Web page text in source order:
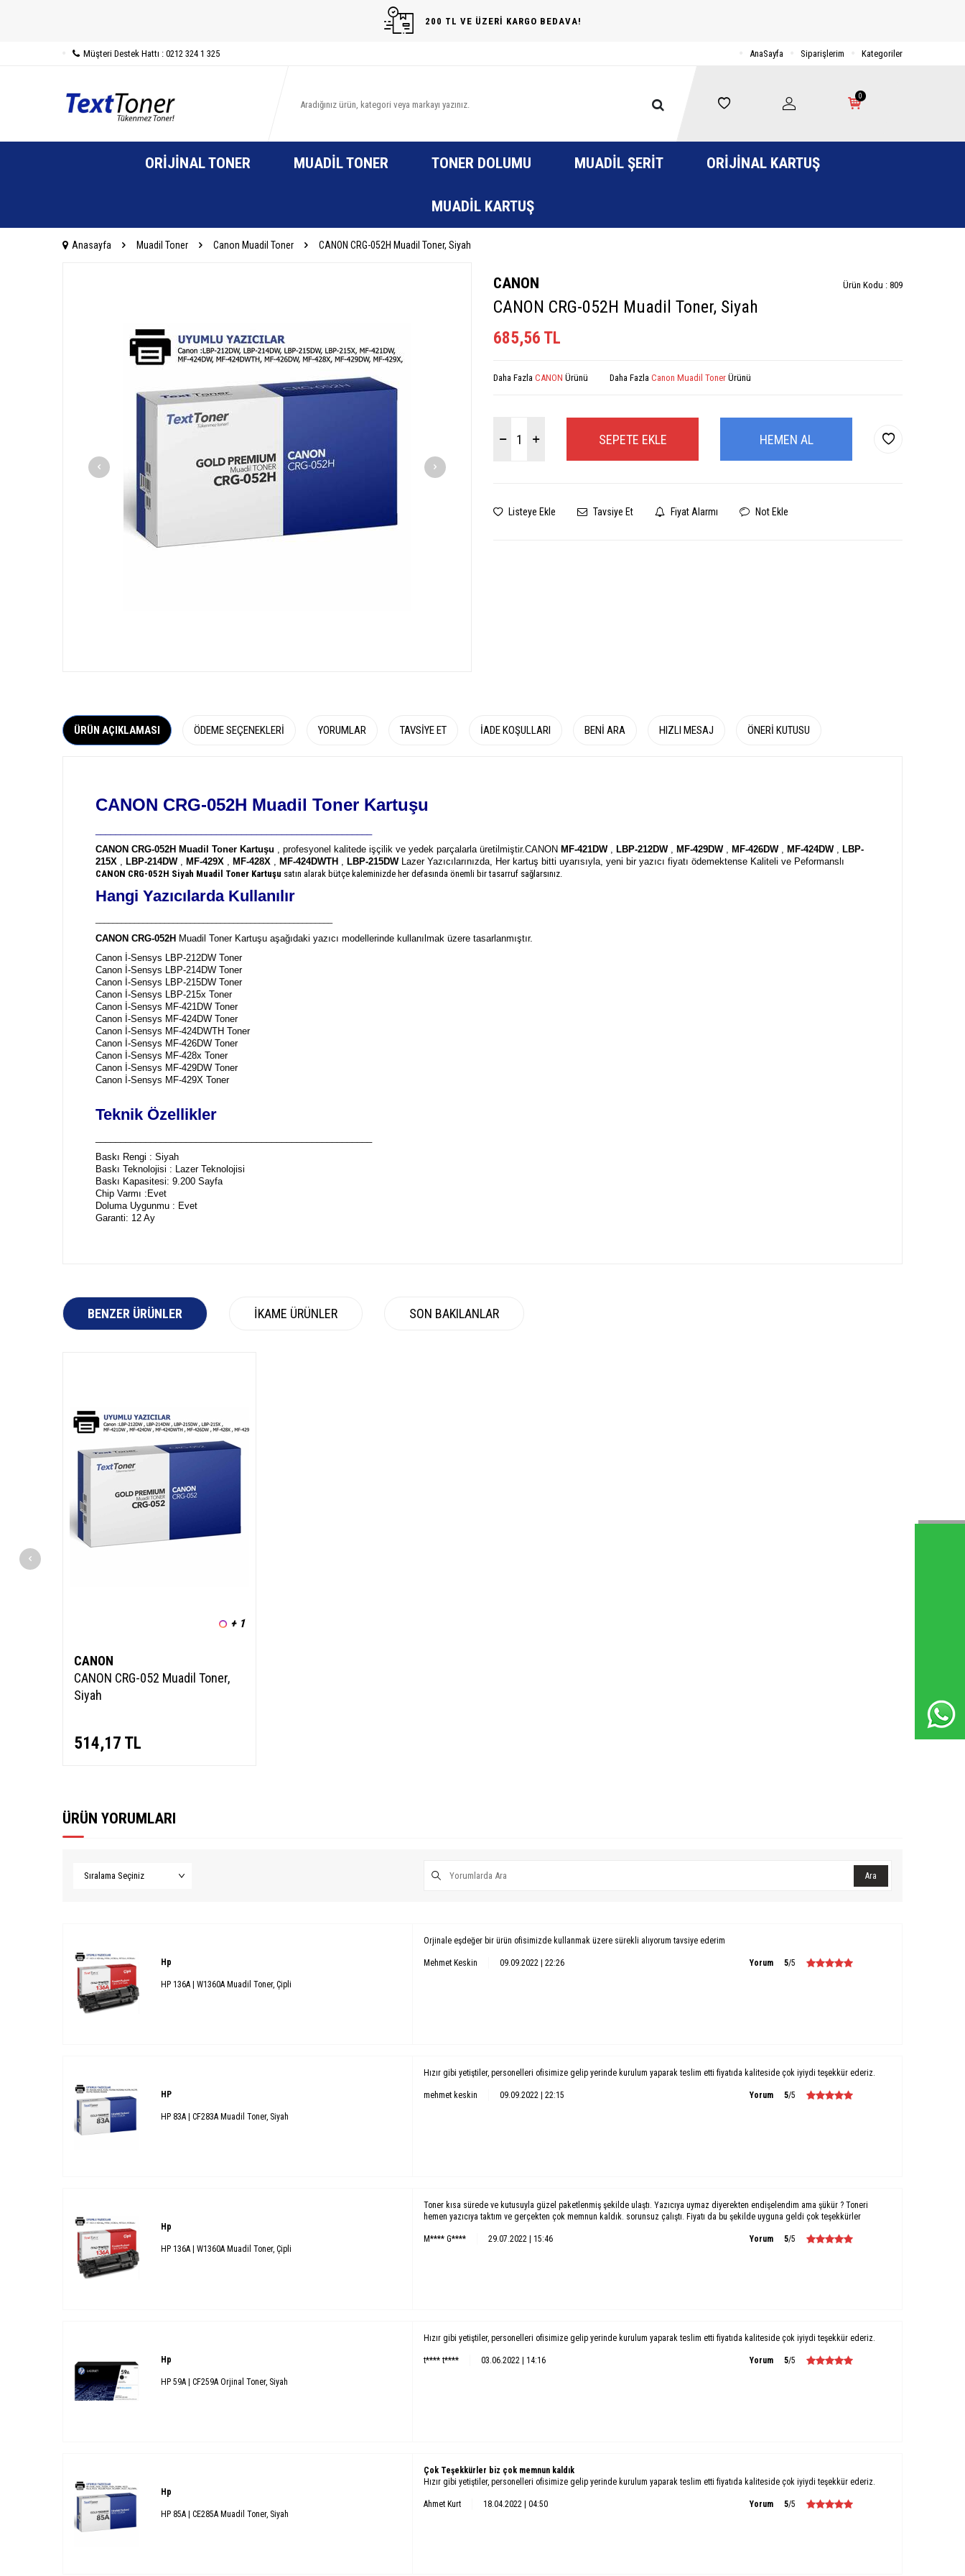
200 TL VE ÜZERİ KARGO BEDAVA!
Müşteri Destek Hattı : 0212 324 1 325 AnaSayfa Siparişlerim Kategoriler
0
ORIJINAL TONER MUADIL TONER TONER DOLUMU MUADIL ŞERIT ORIJINAL KARTUŞ
MUADIL KARTUŞ
Anasayfa Muadil Toner Canon Muadil Toner CANON CRG-052H Muadil Toner, Siyah
CANON Ürün Kodu : 809
CANON CRG-052H Muadil Toner, Siyah
685,56 TL
Daha Fazla CANON Ürünü Daha Fazla Canon Muadil Toner Ürünü
SEPETE EKLE HEMEN AL
Listeye Ekle Tavsiye Et Fiyat Alarmı Not Ekle
ÜRÜN AÇIKLAMASI ÖDEME SEÇENEKLERI YORUMLAR TAVSIYE ET İADE KOŞULLARI BENI ARA HIZLI MESAJ ÖNERI KUTUSU
CANON CRG-052H Muadil Toner Kartuşu
CANON CRG-052H Muadil Toner Kartuşu , profesyonel kalitede işçilik ve yedek parçalarla üretilmiştir.CANON MF-421DW , LBP-212DW , MF-429DW , MF-426DW , MF-424DW , LBP-
215X , LBP-214DW , MF-429X , MF-428X , MF-424DWTH , LBP-215DW Lazer Yazıcılarınızda, Her kartuş bitti uyarısıyla, yeni bir yazıcı fiyatı ödemektense Kaliteli ve Peformanslı
CANON CRG-052H Siyah Muadil Toner Kartuşu satın alarak bütçe kaleminizde her defasında önemli bir tasarruf sağlarsınız.
Hangi Yazıcılarda Kullanılır
CANON CRG-052H Muadil Toner Kartuşu aşağıdaki yazıcı modellerinde kullanılmak üzere tasarlanmıştır.
Canon İ-Sensys LBP-212DW Toner
Canon İ-Sensys LBP-214DW Toner
Canon İ-Sensys LBP-215DW Toner
Canon İ-Sensys LBP-215x Toner
Canon İ-Sensys MF-421DW Toner
Canon İ-Sensys MF-424DW Toner
Canon İ-Sensys MF-424DWTH Toner
Canon İ-Sensys MF-426DW Toner
Canon İ-Sensys MF-428x Toner
Canon İ-Sensys MF-429DW Toner
Canon İ-Sensys MF-429X Toner
Teknik Özellikler
Baskı Rengi : Siyah
Baskı Teknolojisi : Lazer Teknolojisi
Baskı Kapasitesi: 9.200 Sayfa
Chip Varmı :Evet
Doluma Uygunmu : Evet
Garanti: 12 Ay
BENZER ÜRÜNLER İKAME ÜRÜNLER SON BAKILANLAR
+ 1
CANON
CANON CRG-052 Muadil Toner,
Siyah
514,17 TL
ÜRÜN YORUMLARI
Ara
Hp
HP 136A | W1360A Muadil Toner, Çipli
Orjinale eşdeğer bir ürün ofisimizde kullanmak üzere sürekli alıyorum tavsiye ederim
Mehmet Keskin 09.09.2022 | 22:26 Yorum 5/5
HP
HP 83A | CF283A Muadil Toner, Siyah
Hızır gibi yetiştiler, personelleri ofisimize gelip yerinde kurulum yaparak teslim etti fiyatıda kaliteside çok iyiydi teşekkür ederiz.
mehmet keskin 09.09.2022 | 22:15 Yorum 5/5
Hp
HP 136A | W1360A Muadil Toner, Çipli
Toner kısa sürede ve kutusuyla güzel paketlenmiş şekilde ulaştı. Yazıcıya uymaz diyerekten endişelendim ama şükür ? Toneri
hemen yazıcıya taktım ve gerçekten çok memnun kaldık. sorunsuz çalıştı. Fiyatı da bu şekilde uyguna geldi çok teşekkürler
M**** G**** 29.07.2022 | 15:46 Yorum 5/5
Hp
HP 59A | CF259A Orjinal Toner, Siyah
Hızır gibi yetiştiler, personelleri ofisimize gelip yerinde kurulum yaparak teslim etti fiyatıda kaliteside çok iyiydi teşekkür ederiz.
t**** t**** 03.06.2022 | 14:16 Yorum 5/5
Hp
HP 85A | CE285A Muadil Toner, Siyah
Çok Teşekkürler biz çok memnun kaldık
Hızır gibi yetiştiler, personelleri ofisimize gelip yerinde kurulum yaparak teslim etti fiyatıda kaliteside çok iyiydi teşekkür ederiz.
Ahmet Kurt 18.04.2022 | 04:50 Yorum 5/5